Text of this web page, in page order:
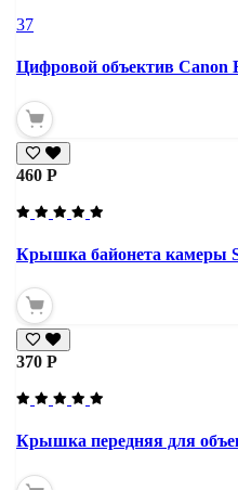
37
Цифровой объектив Canon
460 Р
Крышка байонета камеры
370 Р
Крышка передняя для